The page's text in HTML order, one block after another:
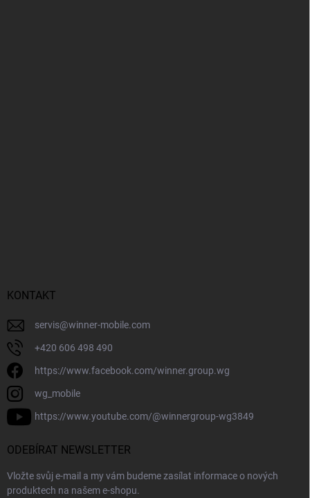
KONTAKT
servis@winner-mobile.com
+420 606 498 490
https://www.facebook.com/winner.group.wg
wg_mobile
https://www.youtube.com/@winnergroup-wg3849
ODEBÍRAT NEWSLETTER
Vložte svůj e-mail a my vám budeme zasílat informace o nových
produktech na našem e-shopu.